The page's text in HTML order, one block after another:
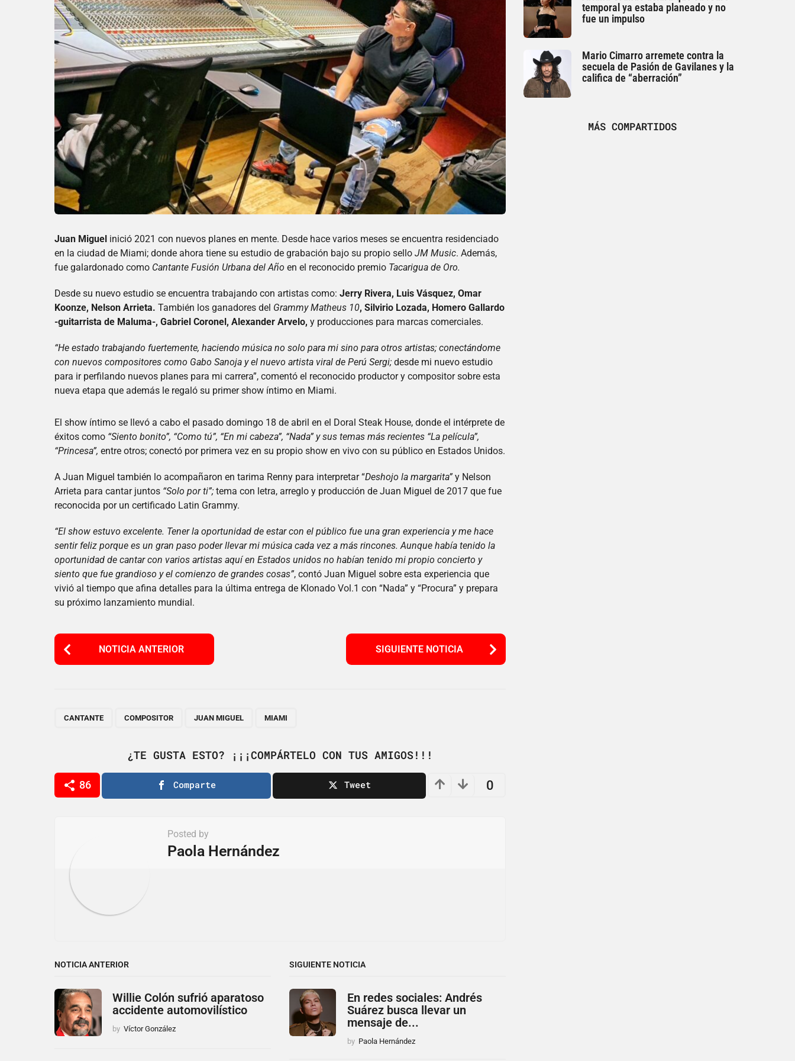
Juan Miguel inició 2021 con nuevos planes en mente. Desde hace varios meses se encuentra residenciado
en la ciudad de Miami; donde ahora tiene su estudio de grabación bajo su propio sello JM Music. Además,
fue galardonado como Cantante Fusión Urbana del Año en el reconocido premio Tacarigua de Oro.
Desde su nuevo estudio se encuentra trabajando con artistas como: Jerry Rivera, Luis Vásquez, Omar
Koonze, Nelson Arrieta. También los ganadores del Grammy Matheus 10, Silvirio Lozada, Homero Gallardo
-guitarrista de Maluma-, Gabriel Coronel, Alexander Arvelo, y producciones para marcas comerciales.
“He estado trabajando fuertemente, haciendo música no solo para mi sino para otros artistas; conectándome
con nuevos compositores como Gabo Sanoja y el nuevo artista viral de Perú Sergi; desde mi nuevo estudio
para ir perfilando nuevos planes para mi carrera”, comentó el reconocido productor y compositor sobre esta
nueva etapa que además le regaló su primer show íntimo en Miami.
El show íntimo se llevó a cabo el pasado domingo 18 de abril en el Doral Steak House, donde el intérprete de
éxitos como “Siento bonito”, “Como tú”, “En mi cabeza”, “Nada” y sus temas más recientes “La película”,
“Princesa”, entre otros; conectó por primera vez en su propio show en vivo con su público en Estados Unidos.
A Juan Miguel también lo acompañaron en tarima Renny para interpretar “Deshojo la margarita”y Nelson
Arrieta para cantar juntos “Solo por ti”; tema con letra, arreglo y producción de Juan Miguel de 2017 que fue
reconocida por un certificado Latin Grammy.
“El show estuvo excelente. Tener la oportunidad de estar con el público fue una gran experiencia y me hace
sentir feliz porque es un gran paso poder llevar mi música cada vez a más rincones. Aunque había tenido la
oportunidad de cantar con varios artistas aquí en Estados unidos no habían tenido mi propio concierto y
siento que fue grandioso y el comienzo de grandes cosas”, contó Juan Miguel sobre esta experiencia que
vivió al tiempo que afina detalles para la última entrega de Klonado Vol.1 con “Nada” y “Procura” y prepara
su próximo lanzamiento mundial.
P
o
P
i
n
NOTICIA ANTERIOR SIGUIENTE NOTICIA
CANTANTE COMPOSITOR JUAN MIGUEL MIAMI
¿TE GUSTA ESTO? ¡¡¡COMPÁRTELO CON TUS AMIGOS!!!
86 0
Comparte Tweet
Posted by
Paola Hernández
NOTICIA ANTERIOR
Willie Colón sufrió aparatoso
accidente automovilístico
by Víctor González
SIGUIENTE NOTICIA
En redes sociales: Andrés
Suárez busca llevar un
mensaje de...
by Paola Hernández
temporal ya estaba planeado y no
fue un impulso
Mario Cimarro arremete contra la
secuela de Pasión de Gavilanes y la
califica de “aberración”
MÁS COMPARTIDOS